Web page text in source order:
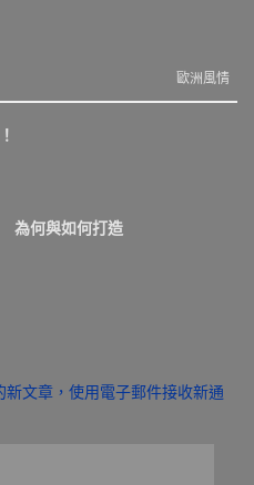
歐洲風情
為何與如何打造
文章，使用電子郵件接收新通